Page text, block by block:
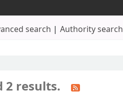
search Authority search
2 results.